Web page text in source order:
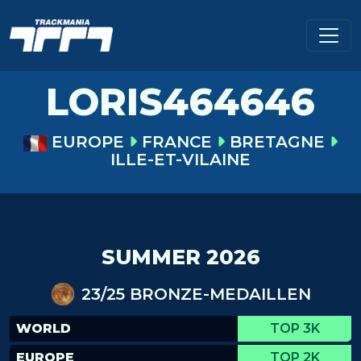
LORIS464646
EUROPE FRANCE
BRETAGNE
ILLE-ET-VILAINE
SUMMER 2026
23/25 BRONZE-MEDAILLEN
WORLD
TOP 3K
EUROPE
TOP 2K